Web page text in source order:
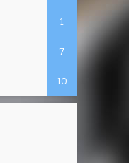
1
7
10